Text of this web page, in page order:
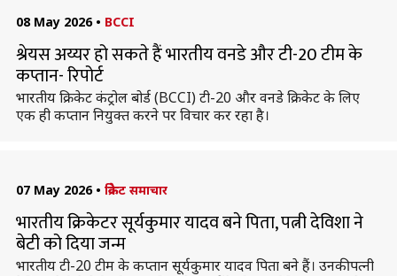
08 May 2026 • BCCI
श्रेयस अय्यर हो सकते हैं भारतीय वनडे और टी-20 टीम के
कप्तान- रिपोर्ट
भारतीय क्रिकेट कंट्रोल बोर्ड (BCCI) टी-20 और वनडे क्रिकेट के लिए
एक ही कप्तान नियुक्त करने पर विचार कर रहा है।
07 May 2026 • क्रिकेट समाचार
भारतीय क्रिकेटर सूर्यकुमार यादव बने पिता, पत्नी देविशा ने
बेटी को दिया जन्म
भारतीय टी-20 टीम के कप्तान सूर्यकुमार यादव पिता बने हैं। उनकी पत्नी